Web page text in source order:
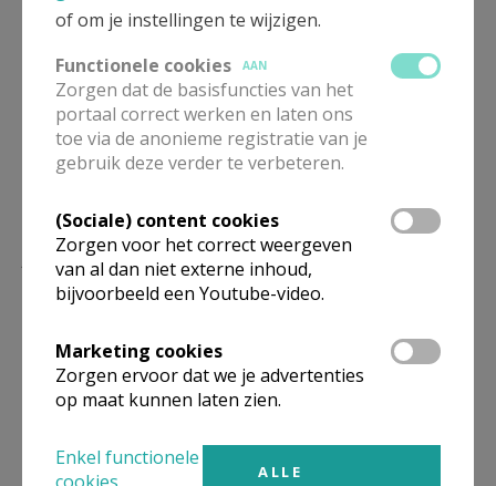
brede betekenis (christelijke meditatie,
samenkomsten van het parochieteam en de kerkraad,
Lees meer
of om je instellingen te wijzigen.
Functionele cookies
AAN
Zorgen dat de basisfuncties van het
portaal correct werken en laten ons
toe via de anonieme registratie van je
gebruik deze verder te verbeteren.
(Sociale) content cookies
Zorgen voor het correct weergeven
van al dan niet externe inhoud,
bijvoorbeeld een Youtube-video.
Marketing cookies
Zorgen ervoor dat we je advertenties
op maat kunnen laten zien.
Enkel functionele
cookies
ALLE